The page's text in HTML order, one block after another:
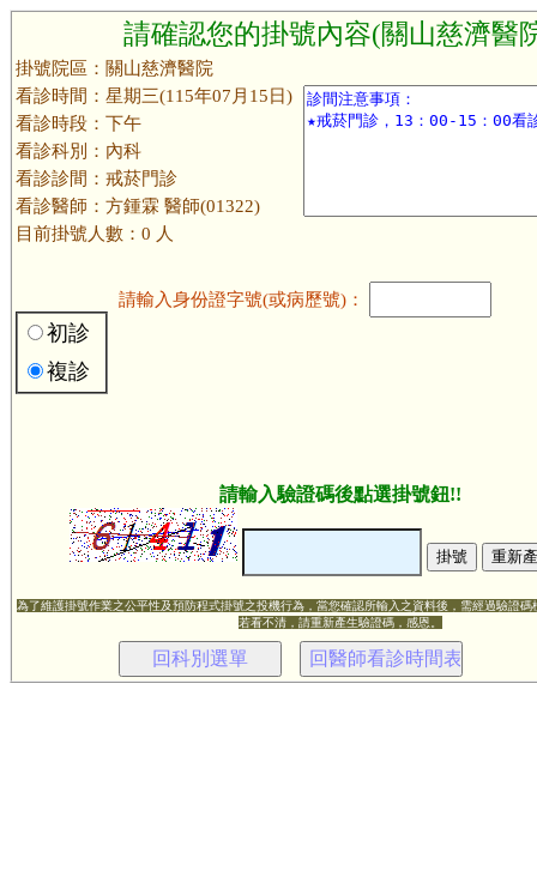
請確認您的掛號內容(關山慈濟醫
掛號院區：關山慈濟醫院
看診時間：星期三(115年07月15日)
看診時段：下午
看診科別：內科
看診診間：戒菸門診
看診醫師：方鍾霖 醫師(01322)
目前掛號人數：0 人
初診
複診
請輸入身份證字號(或病歷號)：
請輸入驗證碼後點選掛號鈕!!
為了維護掛號作業之公平性及預防程式掛號之投機行為，當您確認所輸入之資料後，需經過驗證碼
若看不清，請重新產生驗證碼，感恩。